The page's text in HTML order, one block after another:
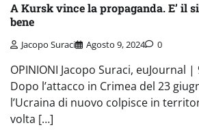
A Kursk vince la propaganda. E’ il
bene
Jacopo Suraci Agosto 9, 2024 0
OPINIONI Jacopo Suraci, euJournal
Dopo l’attacco in Crimea del 23
l’Ucraina di nuovo colpisce in
volta […]